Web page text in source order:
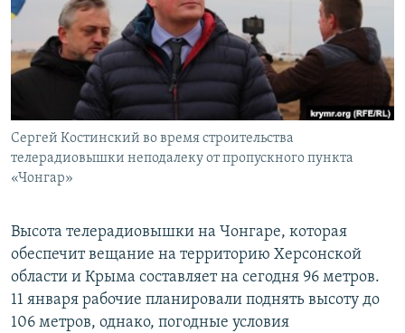
ПОБЕДИТЕЛЕЙ НЕ СУДЯТ?
КРЫМ.НЕПОКОРЕННЫЙ
УКРАИНСКАЯ ПРОБЛЕМА КРЫМА
ПРИСОЕДИНЯЙТЕСЬ!
Все сайты RFE/RL
Сергей Костинский во время строительства
телерадиовышки неподалеку от пропускного пункта
«Чонгар»
Высота телерадиовышки на Чонгаре, которая
обеспечит вещание на территорию Херсонской
области и Крыма составляет на сегодня 96 метров.
11 января рабочие планировали поднять высоту до
106 метров, однако, погодные условия